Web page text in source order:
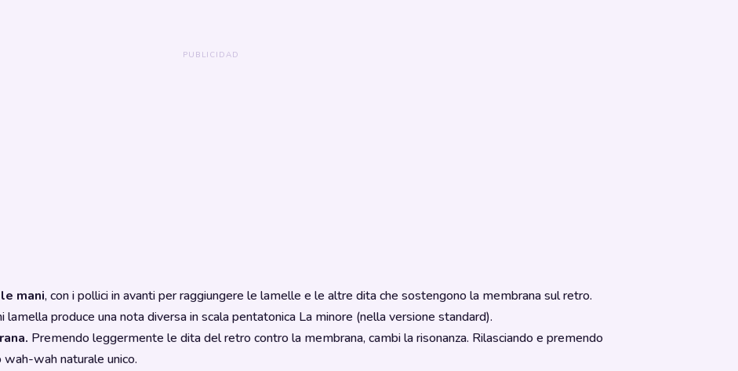
mani, con i pollici in avanti per raggiungere le lamelle e le altre dita che sostengono la membrana sul retro.
lamella produce una nota diversa in scala pentatonica La minore (nella versione standard).
Premendo leggermente le dita del retro contro la membrana, cambi la risonanza. Rilasciando e premendo
wah naturale unico.